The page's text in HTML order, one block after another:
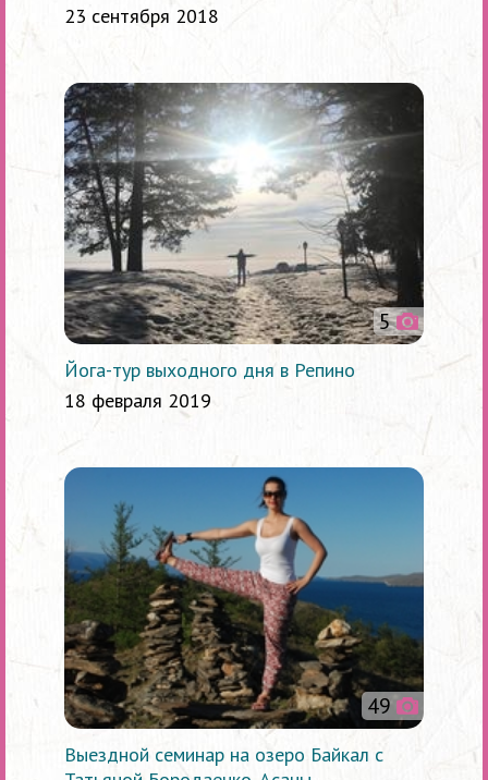
23 сентября 2018
5
Йога-тур выходного дня в Репино
18 февраля 2019
49
Выездной семинар на озеро Байкал с